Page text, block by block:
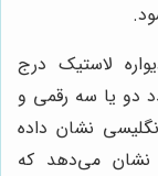
لاستیک درج
دو یا سه رقمی و
نشان داده
می‌شود. برای مثال، شاخص بار 91 نشان می‌دهد که